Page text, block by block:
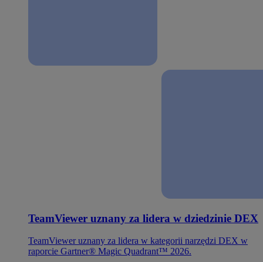
TeamViewer uznany za lidera w dziedzinie DEX
TeamViewer uznany za lidera w kategorii narzędzi DEX w
raporcie Gartner® Magic Quadrant™ 2026.